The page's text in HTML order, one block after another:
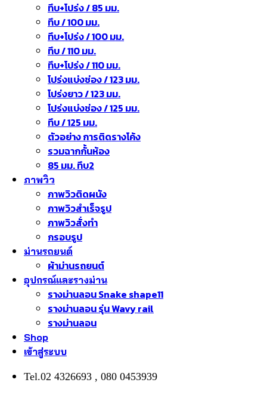
ทึบ+โปร่ง / 85 มม.
ทึบ / 100 มม.
ทึบ+โปร่ง / 100 มม.
ทึบ / 110 มม.
ทึบ+โปร่ง / 110 มม.
โปร่งแบ่งช่อง / 123 มม.
โปร่งยาว / 123 มม.
โปร่งแบ่งช่อง / 125 มม.
ทึบ / 125 มม.
ตัวอย่าง การติดรางโค้ง
รวมฉากกั้นห้อง
85 มม. ทึบ2
ภาพวิว
ภาพวิวติดผนัง
ภาพวิวสำเร็จรูป
ภาพวิวสั่งทำ
กรอบรูป
ม่านรถยนต์
ผ้าม่านรถยนต์
อุปกรณ์และรางม่าน
รางม่านลอน Snake shape11
รางม่านลอน รุ่น Wavy rail
รางม่านลอน
Shop
เข้าสู่ระบบ
Tel.02 4326693 , 080 0453939